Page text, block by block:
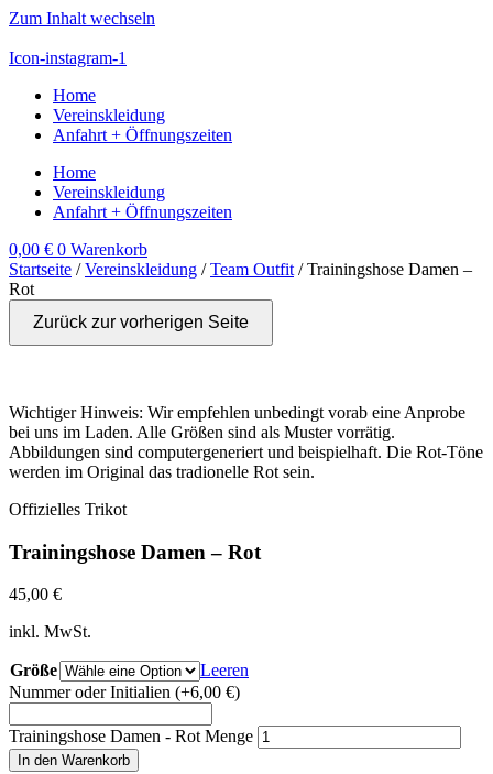
Zum Inhalt wechseln
Icon-instagram-1
Home
Vereinskleidung
Anfahrt + Öffnungszeiten
Home
Vereinskleidung
Anfahrt + Öffnungszeiten
0,00 € 0 Warenkorb
Startseite /Vereinskleidung /Team Outfit / Trainingshose Damen –
Rot
Zurück zur vorherigen Seite
Wichtiger Hinweis: Wir empfehlen unbedingt vorab eine Anprobe
bei uns im Laden. Alle Größen sind als Muster vorrätig.
Abbildungen sind computergeneriert und beispielhaft. Die Rot-Töne
werden im Original das tradionelle Rot sein.
Offizielles Trikot
Trainingshose Damen – Rot
45,00 €
inkl. MwSt.
Größe
Leeren
Nummer oder Initialien (+6,00 €)
Trainingshose Damen - Rot Menge
In den Warenkorb